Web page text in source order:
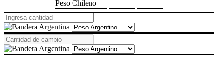
Peso Chileno